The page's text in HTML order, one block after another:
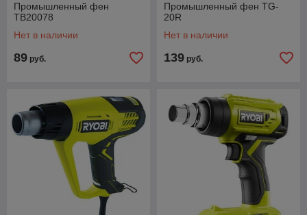
Промышленный фен
TB20078
Нет в наличии
89 руб.
Промышленный фен TG-
20R
Нет в наличии
139 руб.